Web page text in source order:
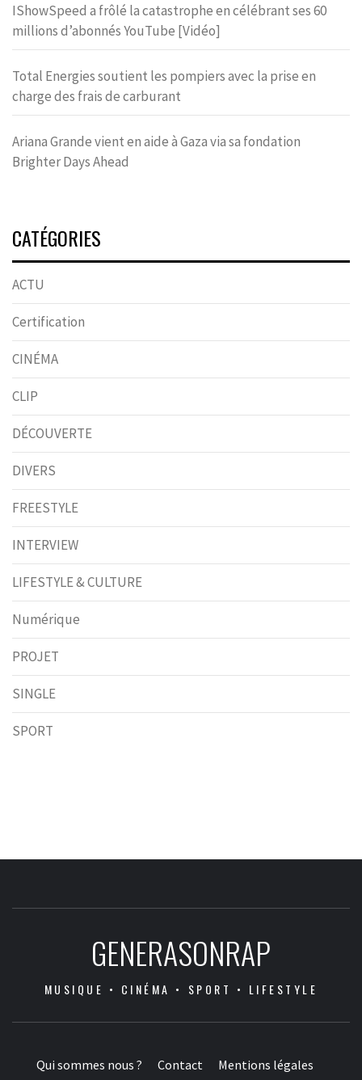
IShowSpeed a frôlé la catastrophe en célébrant ses 60
millions d’abonnés YouTube [Vidéo]
Total Energies soutient les pompiers avec la prise en
charge des frais de carburant
Ariana Grande vient en aide à Gaza via sa fondation
Brighter Days Ahead
CATÉGORIES
ACTU
Certification
CINÉMA
CLIP
DÉCOUVERTE
DIVERS
FREESTYLE
INTERVIEW
LIFESTYLE & CULTURE
Numérique
PROJET
SINGLE
SPORT
GENERASONRAP
MUSIQUE • CINÉMA • SPORT • LIFESTYLE
Qui sommes nous ? Contact Mentions légales